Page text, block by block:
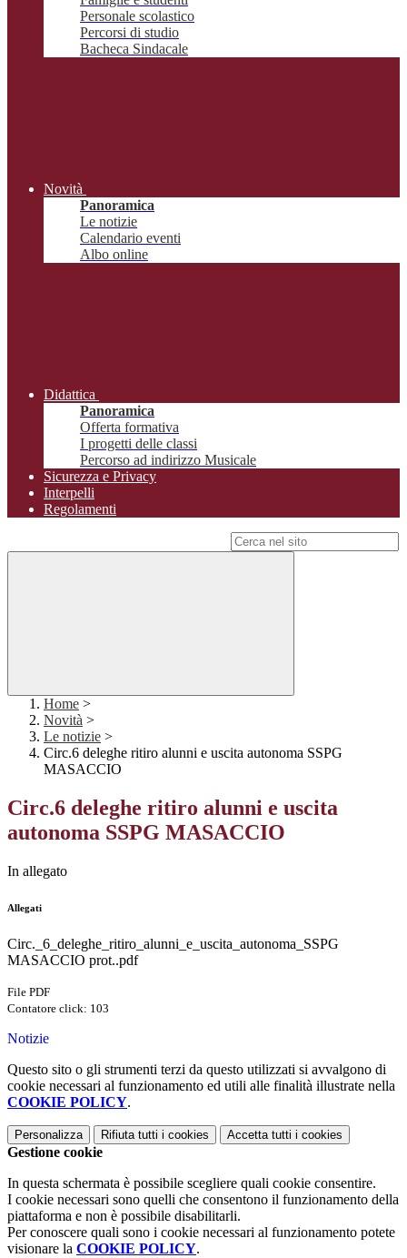
Personale scolastico
Percorsi di studio
Bacheca Sindacale
Novità
Panoramica
Le notizie
Calendario eventi
Albo online
Didattica
Panoramica
Offerta formativa
I progetti delle classi
Percorso ad indirizzo Musicale
Sicurezza e Privacy
Interpelli
Regolamenti
Home >
Novità >
Le notizie >
Circ.6 deleghe ritiro alunni e uscita autonoma SSPG
MASACCIO
Circ.6 deleghe ritiro alunni e uscita
autonoma SSPG MASACCIO
In allegato
Allegati
Circ._6_deleghe_ritiro_alunni_e_uscita_autonoma_SSPG
MASACCIO prot..pdf
File PDF
Contatore click: 103
Notizie
Questo sito o gli strumenti terzi da questo utilizzati si avvalgono di
cookie necessari al funzionamento ed utili alle finalità illustrate nella
COOKIE POLICY.
Personalizza Rifiuta tutti i cookies Accetta tutti i cookies
Gestione cookie
In questa schermata è possibile scegliere quali cookie consentire.
I cookie necessari sono quelli che consentono il funzionamento della
piattaforma e non è possibile disabilitarli.
Per conoscere quali sono i cookie necessari al funzionamento potete
visionare la COOKIE POLICY.